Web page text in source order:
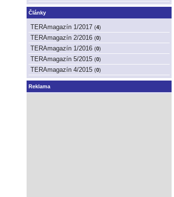
Články
TERAmagazín 1/2017 (4)
TERAmagazín 2/2016 (0)
TERAmagazín 1/2016 (0)
TERAmagazín 5/2015 (0)
TERAmagazín 4/2015 (0)
Reklama